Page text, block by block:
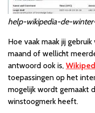
help-wikipedia-de-
Hoe vaak maak jij gebruik
maand of wellicht
antwoord ook is,
toepassingen op het
mogelijk wordt gemaakt
winstoogmerk heeft.